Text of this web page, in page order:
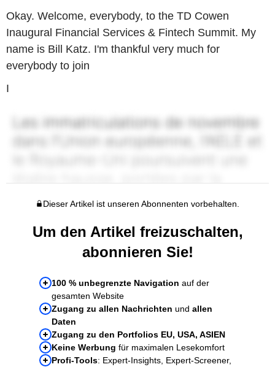
Okay. Welcome, everybody, to the TD Cowen
Inaugural Financial Services & Fintech Summit. My
name is Bill Katz. I'm thankful very much for
everybody to join
I
Dieser Artikel ist unseren Abonnenten vorbehalten.
Um den Artikel freizuschalten,
abonnieren Sie!
100 % unbegrenzte Navigation auf der
gesamten Website
Zugang zu allen Nachrichten und allen
Daten
Zugang zu den Portfolios EU, USA, ASIEN
Keine Werbung für maximalen Lesekomfort
Profi-Tools: Expert-Insights, Expert-Screener,